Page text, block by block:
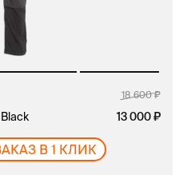
18 600
13 000
В 1 КЛИК